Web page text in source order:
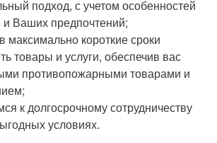
подход, с учетом особенностей
Ваших предпочтений;
максимально короткие сроки
товары и услуги, обеспечив вас
противопожарными товарами и
к долгосрочному сотрудничеству
условиях.